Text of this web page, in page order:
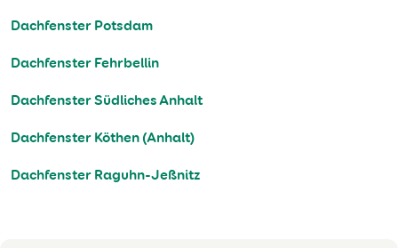
Dachfenster Potsdam
Dachfenster Fehrbellin
Dachfenster Südliches Anhalt
Dachfenster Köthen (Anhalt)
Dachfenster Raguhn-Jeßnitz